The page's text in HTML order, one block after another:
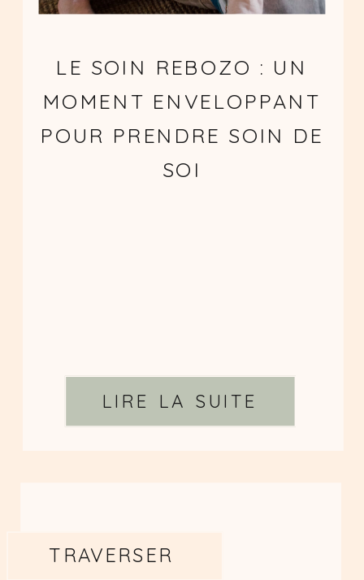
LIRE LA SUITE
LE SOIN REBOZO : UN
MOMENT ENVELOPPANT
POUR PRENDRE SOIN DE
SOI
TRAVERSER